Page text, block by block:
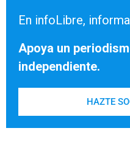
En infoLibre,
Apoya un
independiente.
HAZTE